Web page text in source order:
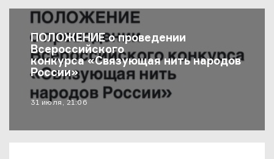
Последние Новости
ПОЛОЖЕНИЕ о проведении
Всероссийского
конкурса «Связующая нить народов
России»
материал опубликован
31 июля, 21:06